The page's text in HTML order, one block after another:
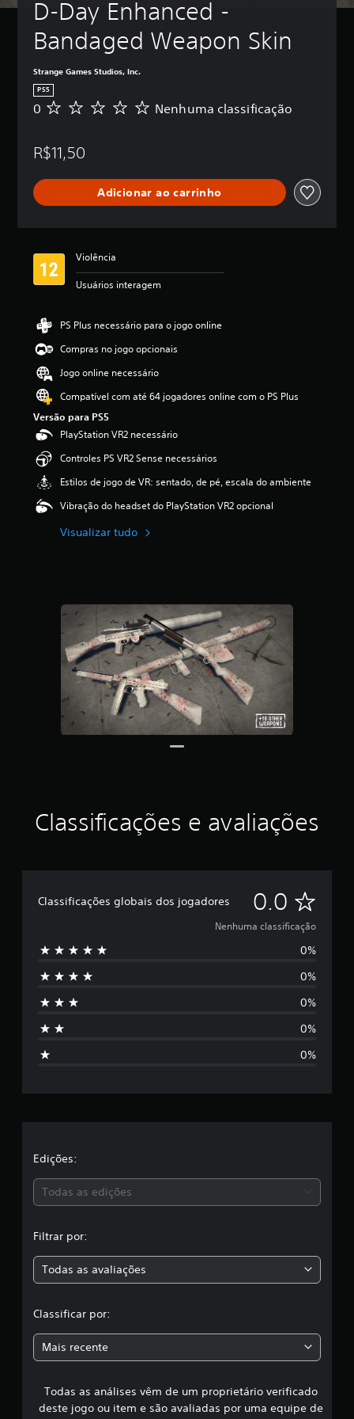
D-Day Enhanced -
Bandaged Weapon Skin
Strange Games Studios, Inc.
PS5
N
h
m
a
s
i
c
ç
ã
o
0 Nenhuma classificação
R$11,50
Adicionar ao carrinho
Violência
Usuários interagem
PS Plus necessário para o jogo online
Compras no jogo opcionais
Jogo online necessário
Compatível com até 64 jogadores online com o PS Plus
Versão para PS5
PlayStation VR2 necessário
Controles PS VR2 Sense necessários
Estilos de jogo de VR: sentado, de pé, escala do ambiente
Vibração do headset do PlayStation VR2 opcional
Visualizar tudo
Classificações e avaliações
Classificações globais dos jogadores 0.0 N
e
n
h
m
i
f
c
a
ç
Nenhuma classificação
0%
0%
0%
0%
0%
Edições:
Todas as edições
Filtrar por:
Todas as avaliações
Classificar por:
Mais recente
Todas as análises vêm de um proprietário verificado
deste jogo ou item e são avaliadas por uma equipe de